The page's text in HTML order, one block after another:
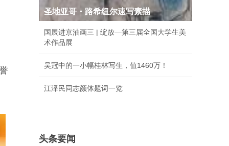
圣地亚哥・路希纽尔速写素描
国展进京油画三 | 绽放—第三届全国大学生美
术作品展
吴冠中的一小幅桂林写生，值1460万！
江泽民同志颜体题词一览
头条要闻